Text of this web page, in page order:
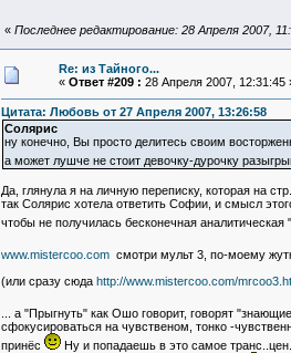
« Последнее редактирование: 28 Апреля 2007,
Re: из Тайного...
« Ответ #209 : 28 Апреля 2007, 12:31:45
Цитата: Любовь от 27 Апреля 2007, 13:26:58
Солярис
ну конечно, Вы просто делитесь своим
а может лушче не стоит девочку-дурочку
Да, глянула я на личную переписку, которая на
так Солярис хотела ответить Софии, и смысл
чтобы не получилась бесконечная
www.mistercoo.comсмотри мульт 3, по-моему
(или сразу сюда http://www.mistercoo.com/
... а "Прыгнуть" как Ошо говорит, говорят
сфокусироваться на чувственом, тонко -
принёс
Ну и попадаешь в это самое